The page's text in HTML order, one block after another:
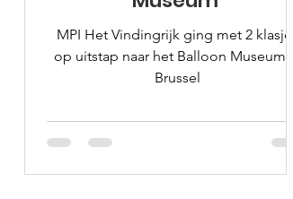
MPI Het Vindingrijk ging met 2 klasjes
op uitstap naar het Balloon Museum in
Brussel